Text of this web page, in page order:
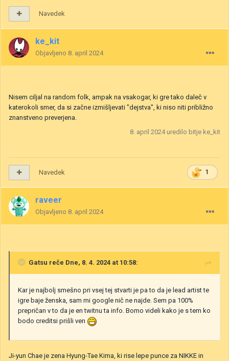
Navedek
ke_kit
Objavljeno 8. april 2024
Nisem ciljal na random folk, ampak na vsakogar, ki gre tako daleč v
katerokoli smer, da si začne izmišljevati "dejstva", ki niso niti približno
znanstveno preverjena.
8. april 2024uredilo bitje ke_kit
1
Navedek
raveer
Objavljeno 8. april 2024
Gatsu reče Dne, 8. 4. 2024 at 10:58:
Kar je najbolj smešno pri vsej tej stvarti je pa to da je lead artist te
igre baje ženska, sam mi google nič ne najde. Sem pa 100%
prepričan v to da je en twitnu ta info. Bomo videli kako je s tem ko
bodo creditsi prišli ven
Ji-yun Chae je zena Hyung-Tae Kima, ki rise lepe punce za NIKKE in